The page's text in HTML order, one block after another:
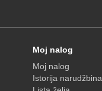
Moj nalog
Moj nalog
Istorija narudžbina